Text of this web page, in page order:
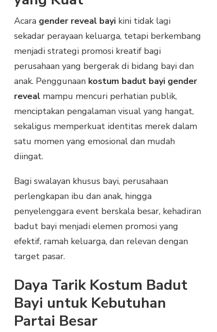
YANG
BERKESAN
Acara gender reveal bayi kini tidak lagi
sekadar perayaan keluarga, tetapi berkembang
menjadi strategi promosi kreatif bagi
perusahaan yang bergerak di bidang bayi dan
anak. Penggunaan kostum badut bayi gender
reveal mampu mencuri perhatian publik,
menciptakan pengalaman visual yang hangat,
sekaligus memperkuat identitas merek dalam
satu momen yang emosional dan mudah
diingat.
Bagi swalayan khusus bayi, perusahaan
perlengkapan ibu dan anak, hingga
penyelenggara event berskala besar, kehadiran
badut bayi menjadi elemen promosi yang
efektif, ramah keluarga, dan relevan dengan
target pasar.
Daya Tarik Kostum Badut
Bayi untuk Kebutuhan
Partai Besar